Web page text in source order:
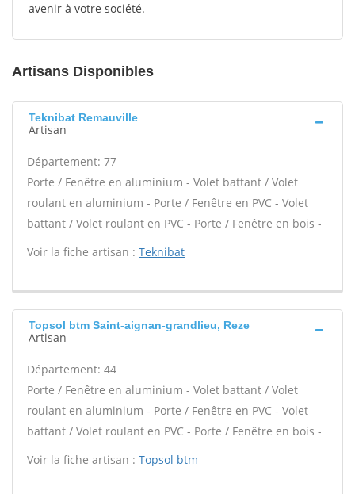
avenir à votre société.
Artisans Disponibles
Teknibat Remauville
Artisan
Département: 77
Porte / Fenêtre en aluminium - Volet battant / Volet
roulant en aluminium - Porte / Fenêtre en PVC - Volet
battant / Volet roulant en PVC - Porte / Fenêtre en bois -
Voir la fiche artisan : Teknibat
Topsol btm Saint-aignan-grandlieu, Reze
Artisan
Département: 44
Porte / Fenêtre en aluminium - Volet battant / Volet
roulant en aluminium - Porte / Fenêtre en PVC - Volet
battant / Volet roulant en PVC - Porte / Fenêtre en bois -
Voir la fiche artisan : Topsol btm